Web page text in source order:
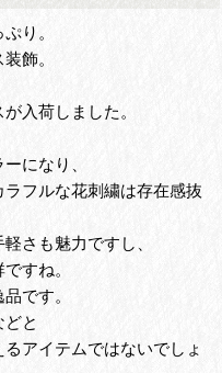
り。
飾。
入荷しました。
になり、
フルな花刺繍は存在感抜
さも魅力ですし、
すね。
です。
と
アイテムではないでしょ